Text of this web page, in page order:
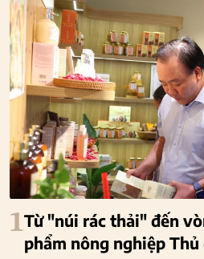
1Từ "núi rác thải" đến
phẩm nông nghiệp Thủ